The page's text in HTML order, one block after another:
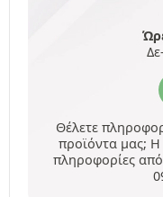
Θέλετε
προϊόντα μας;
πληροφορίες